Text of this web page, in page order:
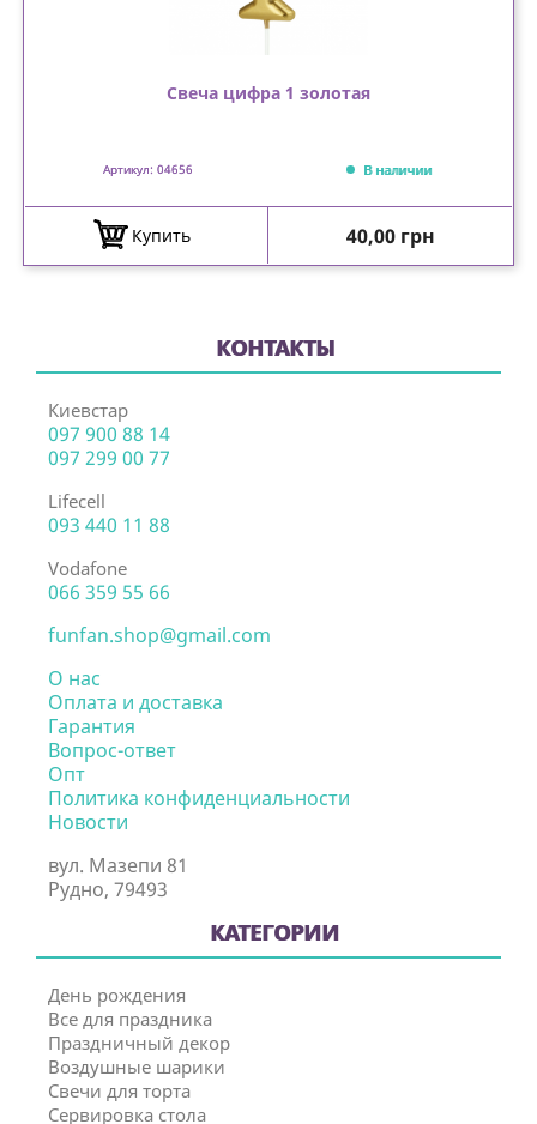
Свеча цифра 1 золотая
Артикул: 04656 В наличии
Купить Цена
40,00 грн
КОНТАКТЫ
Киевстар
097 900 88 14
097 299 00 77
Lifecell
093 440 11 88
Vodafone
066 359 55 66
funfan.shop@gmail.com
О нас
Оплата и доставка
Гарантия
Вопрос-ответ
Опт
Политика конфиденциальности
Новости
вул. Мазепи 81
Рудно, 79493
КАТЕГОРИИ
День рождения
Все для праздника
Праздничный декор
Воздушные шарики
Свечи для торта
Сервировка стола